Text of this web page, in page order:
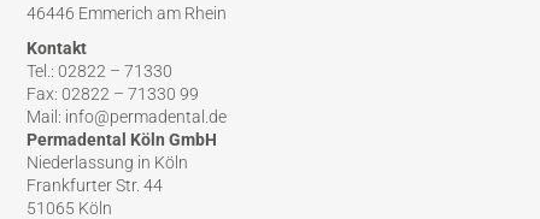
46446 Emmerich am Rhein
Kontakt
Tel.: 02822 – 71330
Fax: 02822 – 71330 99
Mail: info@permadental.de
Permadental Köln GmbH
Niederlassung in Köln
Frankfurter Str. 44
51065 Köln